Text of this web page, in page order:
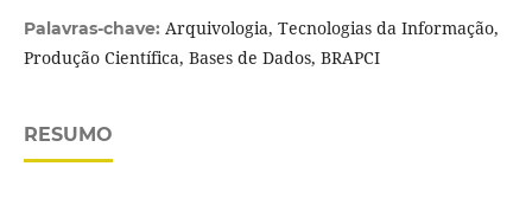
Palavras-chave: Arquivologia, Tecnologias da Informação,
Produção Científica, Bases de Dados, BRAPCI
RESUMO